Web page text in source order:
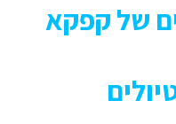
של קפקא